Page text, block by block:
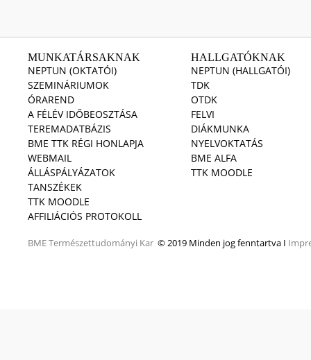
MUNKATÁRSAKNAK
NEPTUN (OKTATÓI)
SZEMINÁRIUMOK
ÓRAREND
A FÉLÉV IDŐBEOSZTÁSA
TEREMADATBÁZIS
BME TTK RÉGI HONLAPJA
WEBMAIL
ÁLLÁSPÁLYÁZATOK
TANSZÉKEK
TTK MOODLE
AFFILIÁCIÓS PROTOKOLL
BMETermészettudományi Kar © 2019 Minden jog fenntartva I
HALLGATÓKNAK
NEPTUN (HALLGATÓI)
TDK
OTDK
FELVI
DIÁKMUNKA
NYELVOKTATÁS
BME ALFA
TTK MOODLE